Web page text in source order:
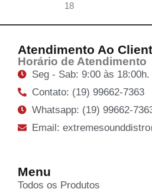
18
Atendimento Ao
Horário de Atendimento
Seg - Sab: 9:00 às 18:00h.
Contato: (19) 99662-7363
Whatsapp: (19) 99662-
Email:
Menu
Todos os Produtos